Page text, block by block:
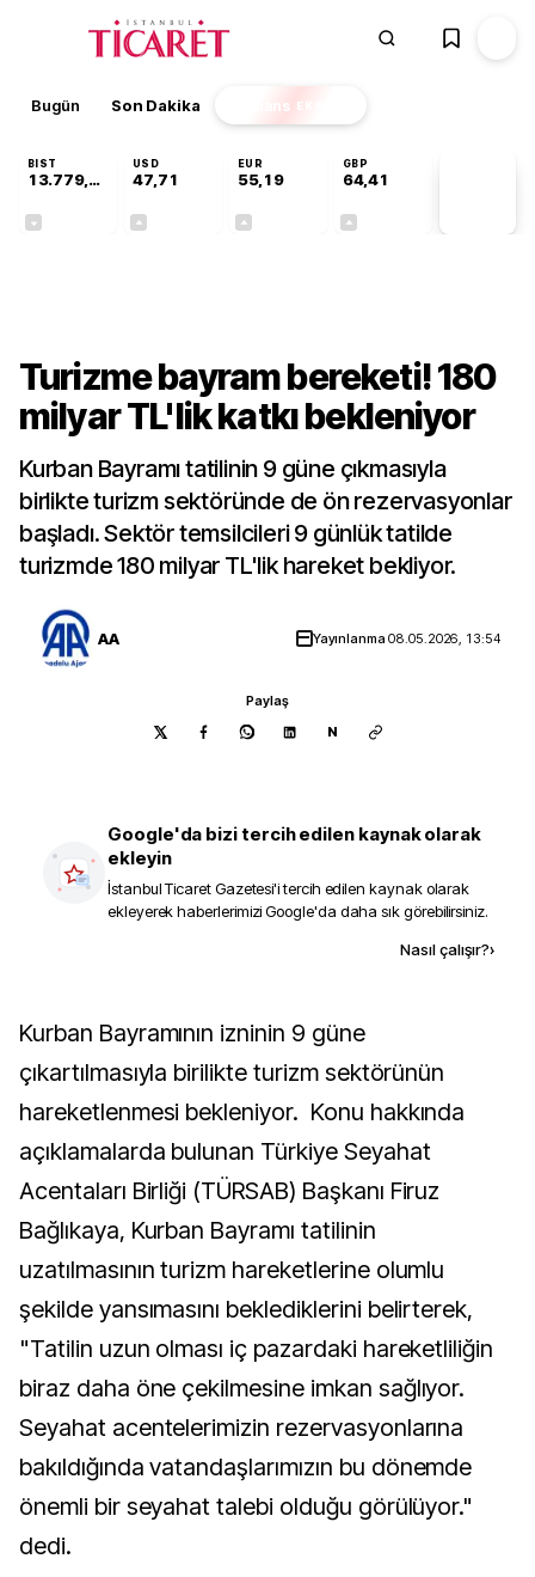
Bugün Son Dakika Finans EKSTRA
BIST
13.779,39
USD
47,71
EUR
55,19
GBP
64,41
Turizme bayram bereketi! 180
milyar TL'lik katkı bekleniyor
Kurban Bayramı tatilinin 9 güne çıkmasıyla
birlikte turizm sektöründe de ön rezervasyonlar
başladı. Sektör temsilcileri 9 günlük tatilde
turizmde 180 milyar TL'lik hareket bekliyor.
AA Yayınlanma08.05.2026, 13:54
Paylaş
N
Google'da bizi tercih edilen kaynak olarak
ekleyin
İstanbul Ticaret Gazetesi'i tercih edilen kaynak olarak
ekleyerek haberlerimizi Google'da daha sık görebilirsiniz.
Nasıl çalışır?›
Kurban Bayramının izninin 9 güne
çıkartılmasıyla birilikte turizm sektörünün
hareketlenmesi bekleniyor. Konu hakkında
açıklamalarda bulunan Türkiye Seyahat
Acentaları Birliği (TÜRSAB) Başkanı Firuz
Bağlıkaya, Kurban Bayramı tatilinin
uzatılmasının turizm hareketlerine olumlu
şekilde yansımasını beklediklerini belirterek,
"Tatilin uzun olması iç pazardaki hareketliliğin
biraz daha öne çekilmesine imkan sağlıyor.
Seyahat acentelerimizin rezervasyonlarına
bakıldığında vatandaşlarımızın bu dönemde
önemli bir seyahat talebi olduğu görülüyor."
dedi.